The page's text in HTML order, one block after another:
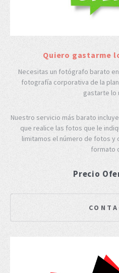
Quiero gastarme
Necesitas un fotógrafo barato
fotografía corporativa de la
gastarte lo
Nuestro servicio más barato
que realice las fotos que le
limitamos el número de fotos y
formato
Precio